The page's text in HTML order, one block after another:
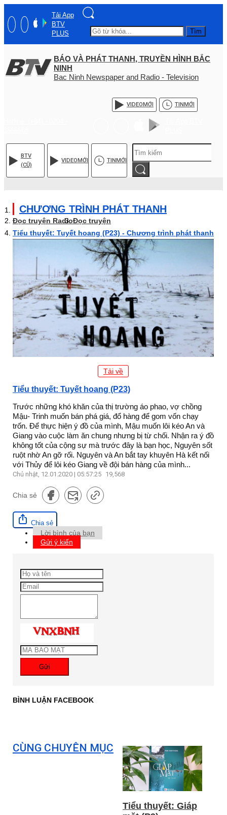
Tải App
BTV
PLUS
Tìm
BÁO VÀ PHÁT THANH, TRUYỀN HÌNH BẮC
NINH
Bac Ninh Newspaper and Radio - Television
VIDEOMỚI TINMỚI
BTV
(CŨ)
VIDEOMỚI TINMỚI
CHƯƠNG TRÌNH PHÁT THANH
Đọc truyện RadioĐọc truyện
Tiểu thuyết: Tuyết hoang (P23) - Chương trình phát thanh
Tải về
Tiểu thuyết: Tuyết hoang (P23)
Trước những khó khăn của thị trường áo phao, vợ chồng
Mậu- Trinh muốn bán phá giá, đổ hàng để gom vốn chạy
trốn. Để thực hiện ý đồ của mình, Mậu muốn lôi kéo An và
Giang vào cuộc làm ăn chung nhưng bị từ chối. Nhận ra ý đồ
không tốt của cộng sự mà trước đây là bạn học, Nguyên sốt
ruột nhờ An gỡ rối. Nguyên và An bắt tay khuyên Hà kết nối
với Thủy để lôi kéo Giang về đội bán hàng của mình...
Chủ nhật, 12.01.2020 | 05:57:25 19,568
Chia sẻ
Chia sẻ
Lời bình của bạn
Gửi ý kiến
Gửi
BÌNH LUẬN FACEBOOK
CÙNG CHUYÊN MỤC
Tiểu thuyết: Giáp